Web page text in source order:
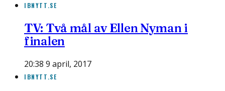
IBNYTT.SE
TV: Två mål av Ellen Nyman i
finalen
20:38 9 april, 2017
IBNYTT.SE